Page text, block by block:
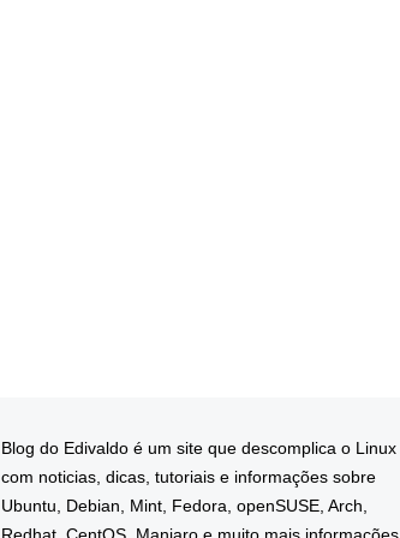
Blog do Edivaldo é um site que descomplica o Linux
com noticias, dicas, tutoriais e informações sobre
Ubuntu, Debian, Mint, Fedora, openSUSE, Arch,